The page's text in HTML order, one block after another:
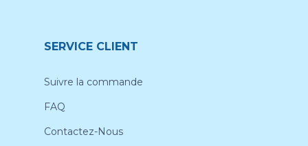
SERVICE CLIENT
Suivre la commande
FAQ
Contactez-Nous